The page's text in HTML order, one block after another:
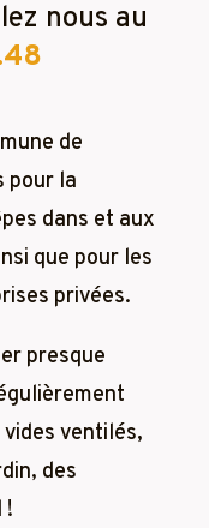
nous au
de
pour la
dans et aux
que pour les
privées.
presque
vides ventilés,
des
!